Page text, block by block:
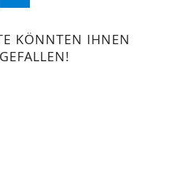
KÖNNTEN IHNEN